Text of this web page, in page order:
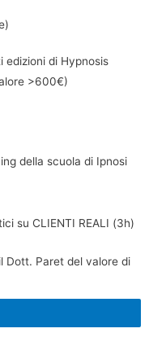
edizioni di Hypnosis
>600€)
della scuola di Ipnosi
su CLIENTI REALI (3h)
Dott. Paret del valore di